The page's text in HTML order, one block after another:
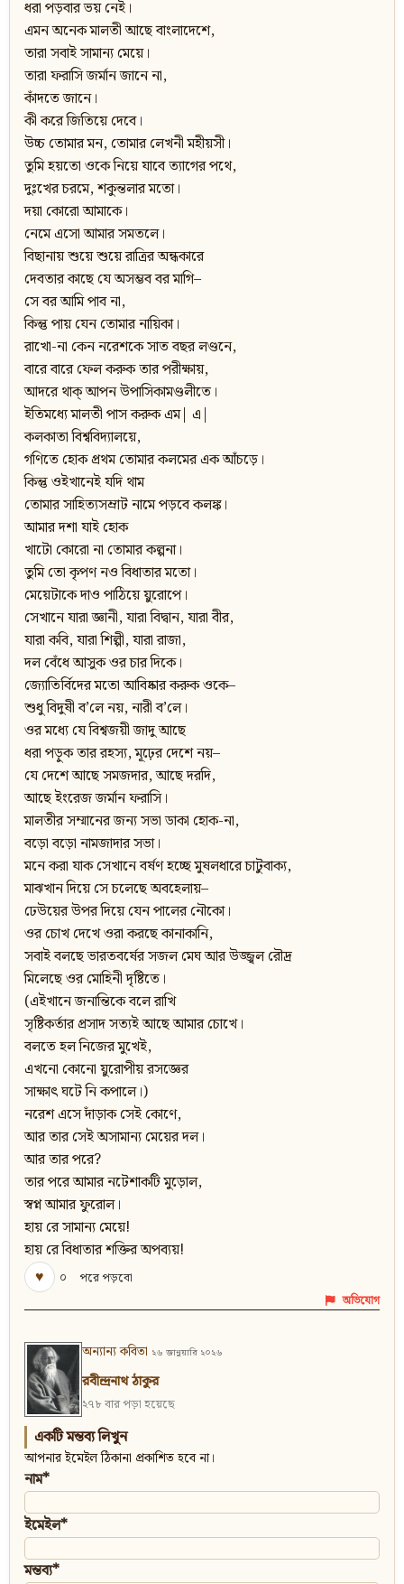
ধরা পড়বার ভয় নেই।
এমন অনেক মালতী আছে বাংলাদেশে,
তারা সবাই সামান্য মেয়ে।
তারা ফরাসি জর্মান জানে না,
কাঁদতে জানে।
কী করে জিতিয়ে দেবে।
উচ্চ তোমার মন, তোমার লেখনী মহীয়সী।
তুমি হয়তো ওকে নিয়ে যাবে ত্যাগের পথে,
দুঃখের চরমে, শকুন্তলার মতো।
দয়া কোরো আমাকে।
নেমে এসো আমার সমতলে।
বিছানায় শুয়ে শুয়ে রাত্রির অন্ধকারে
দেবতার কাছে যে অসম্ভব বর মাগি–
সে বর আমি পাব না,
কিন্তু পায় যেন তোমার নায়িকা।
রাখো-না কেন নরেশকে সাত বছর লণ্ডনে,
বারে বারে ফেল করুক তার পরীক্ষায়,
আদরে থাক্‌ আপন উপাসিকামণ্ডলীতে।
ইতিমধ্যে মালতী পাস করুক এম| এ|
কলকাতা বিশ্ববিদ্যালয়ে,
গণিতে হোক প্রথম তোমার কলমের এক আঁচড়ে।
কিন্তু ওইখানেই যদি থাম
তোমার সাহিত্যসম্রাট নামে পড়বে কলঙ্ক।
আমার দশা যাই হোক
খাটো কোরো না তোমার কল্পনা।
তুমি তো কৃপণ নও বিধাতার মতো।
মেয়েটাকে দাও পাঠিয়ে য়ুরোপে।
সেখানে যারা জ্ঞানী, যারা বিদ্বান, যারা বীর,
যারা কবি, যারা শিল্পী, যারা রাজা,
দল বেঁধে আসুক ওর চার দিকে।
জ্যোতির্বিদের মতো আবিষ্কার করুক ওকে–
শুধু বিদুষী ব’লে নয়, নারী ব’লে।
ওর মধ্যে যে বিশ্বজয়ী জাদু আছে
ধরা পড়ুক তার রহস্য, মূঢ়ের দেশে নয়–
যে দেশে আছে সমজদার, আছে দরদি,
আছে ইংরেজ জর্মান ফরাসি।
মালতীর সম্মানের জন্য সভা ডাকা হোক-না,
বড়ো বড়ো নামজাদার সভা।
মনে করা যাক সেখানে বর্ষণ হচ্ছে মুষলধারে চাটুবাক্য,
মাঝখান দিয়ে সে চলেছে অবহেলায়–
ঢেউয়ের উপর দিয়ে যেন পালের নৌকো।
ওর চোখ দেখে ওরা করছে কানাকানি,
সবাই বলছে ভারতবর্ষের সজল মেঘ আর উজ্জ্বল রৌদ্র
মিলেছে ওর মোহিনী দৃষ্টিতে।
(এইখানে জনান্তিকে বলে রাখি
সৃষ্টিকর্তার প্রসাদ সত্যই আছে আমার চোখে।
বলতে হল নিজের মুখেই,
এখনো কোনো য়ুরোপীয় রসজ্ঞের
সাক্ষাৎ ঘটে নি কপালে।)
নরেশ এসে দাঁড়াক সেই কোণে,
আর তার সেই অসামান্য মেয়ের দল।
আর তার পরে?
তার পরে আমার নটেশাকটি মুড়োল,
স্বপ্ন আমার ফুরোল।
হায় রে সামান্য মেয়ে!
হায় রে বিধাতার শক্তির অপব্যয়!
♥
০ পরে পড়বো
অভিযোগ
অন্যান্য কবিতা ২৬ জানুয়ারি ২০২৬
রবীন্দ্রনাথ ঠাকুর
২৭৮ বার পড়া হয়েছে
একটি মন্তব্য লিখুন
আপনার ইমেইল ঠিকানা প্রকাশিত হবে না।
নাম*
ইমেইল*
মন্তব্য*